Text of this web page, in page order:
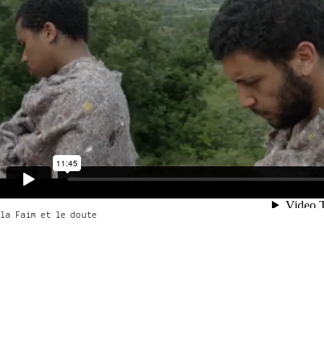
la Faim et le doute